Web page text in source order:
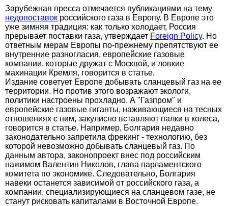
Зарубежная пресса отмечается публикациями на тему
недопоставок российского газа в Европу. В Европе это
уже зимняя традиция: как только холодает, Россия
прерывает поставки газа, утверждает Foreign Policy. Но
ответным мерам Европы по-прежнему препятствуют ее
внутренние разногласия, европейские газовые
компании, которые дружат с Москвой, и ловкие
махинации Кремля, говорится в статье.
Издание советует Европе добывать сланцевый газ на ее
территории. Но против этого возражают экологи,
политики настроены прохладно. А "Газпром" и
европейские газовые гиганты, наживающиеся на тесных
отношениях с ним, закулисно вставляют палки в колеса,
говорится в статье. Например, Болгария недавно
законодательно запретила фрекинг - технологию, без
которой невозможно добывать сланцевый газ. По
данным автора, законопроект внес под российским
нажимом Валентин Николов, глава парламентского
комитета по экономике. Следовательно, Болгария
навеки останется зависимой от российского газа, а
компании, специализирующиеся на сланцевом газе, не
станут рисковать капиталами в Восточной Европе.